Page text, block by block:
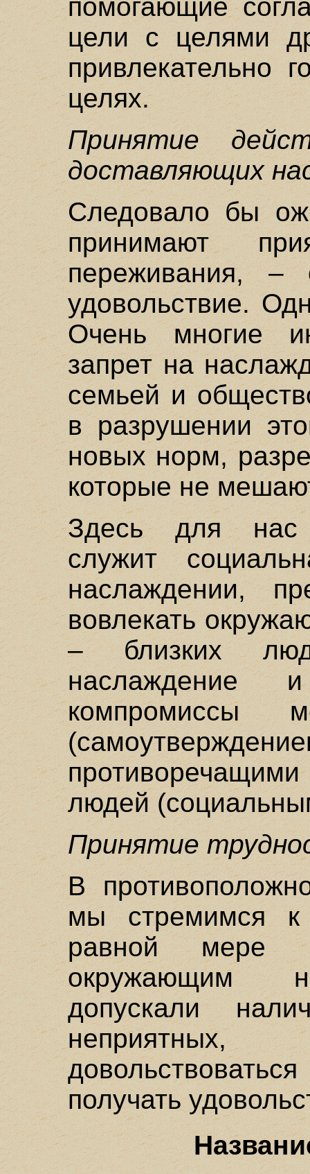
помогающие
цели с целями
привлекательно
целях.
Принятие
доставляющих
Следовало бы
принимают
переживания, –
удовольствие.
Очень многие
запрет на
семьей и
в разрушении
новых норм,
которые не
Здесь для нас
служит
наслаждении,
вовлекать
– близких
наслаждение
компромиссы
людей
Принятие
В
мы стремимся
равной мере
окружающим
допускали
получать